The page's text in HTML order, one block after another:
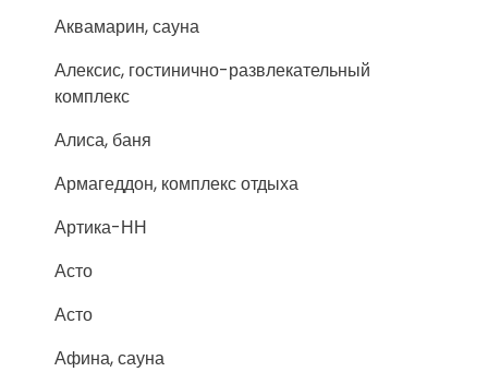
Аквамарин, сауна
Алексис, гостинично-развлекательный
комплекс
Алиса, баня
Армагеддон, комплекс отдыха
Артика-НН
Асто
Асто
Афина, сауна